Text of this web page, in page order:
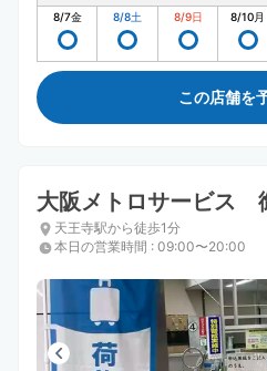
8/7金 8/8土 8/9日 8/10月
この店舗を
大阪メトロサービス
天王寺駅から徒歩1分
本日の営業時間 : 09:00〜20:00